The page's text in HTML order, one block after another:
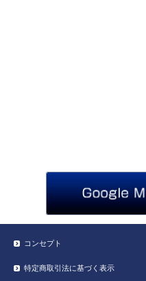
コンセプト
特定商取引法に基づく表示